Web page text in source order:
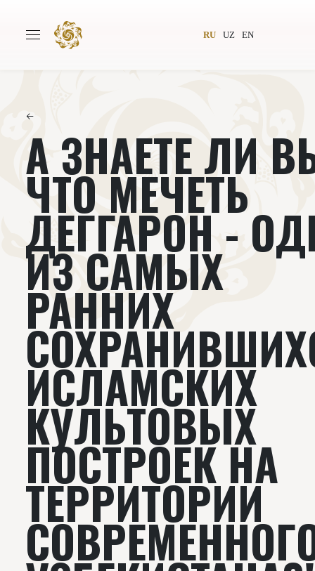
RU UZ EN
Авторы Всемирное общество
Издательство
Проекты Подкасты
Книги Видеолекторий
←
А ЗНАЕТЕ ЛИ
ЧТО МЕЧЕТЬ
ДЕГГАРОН -
ИЗ САМЫХ
РАННИХ
ИСЛАМСКИХ
КУЛЬТОВЫХ
ПОСТРОЕК НА
ТЕРРИТОРИИ